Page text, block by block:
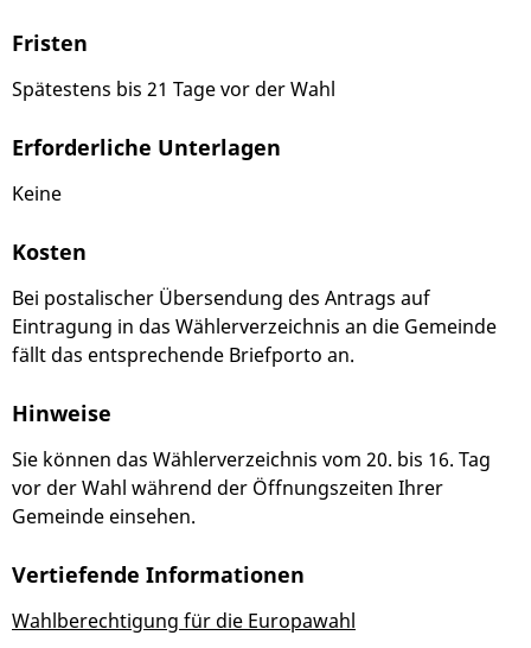
Fristen
Spätestens bis 21 Tage vor der Wahl
Erforderliche Unterlagen
Keine
Kosten
Bei postalischer Übersendung des Antrags auf
Eintragung in das Wählerverzeichnis an die Gemeinde
fällt das entsprechende Briefporto an.
Hinweise
Sie können das Wählerverzeichnis vom 20. bis 16. Tag
vor der Wahl während der Öffnungszeiten Ihrer
Gemeinde einsehen.
Vertiefende Informationen
Wahlberechtigung für die Europawahl